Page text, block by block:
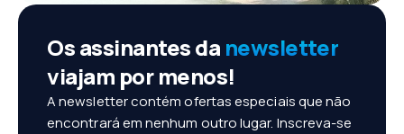
Os assinantes da newsletter
viajam por menos!
A newsletter contém ofertas especiais que não
encontrará em nenhum outro lugar. Inscreva-se